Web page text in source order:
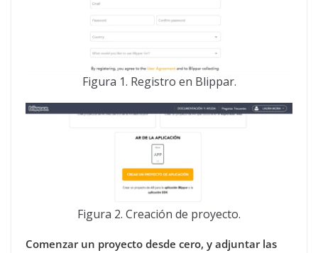
Figura 1. Registro en Blippar.
Figura 2. Creación de proyecto.
Comenzar un proyecto desde cero, y adjuntar las